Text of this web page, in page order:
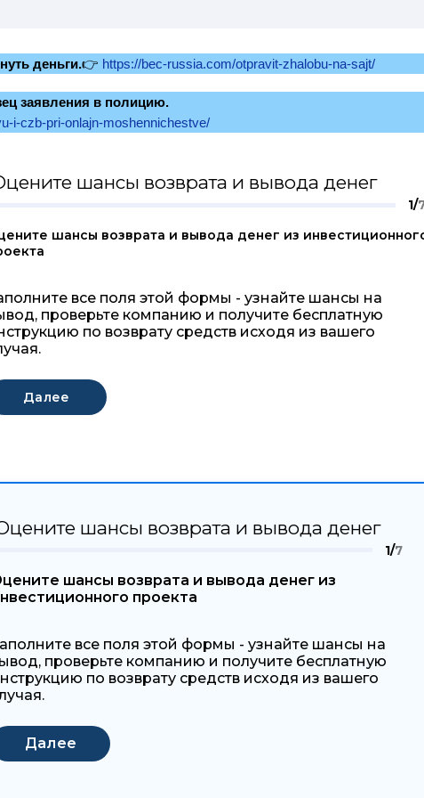
деньги.👉 https://bec-russia.com/otpravit-zhalobu-na-sajt/
заявления в полицию.
i-czb-pri-onlajn-moshennichestve/
шансы возврата и вывода денег
1/
шансы возврата и вывода денег из
все поля этой формы - узнайте шансы на
проверьте компанию и получите бесплатную
по возврату средств исходя из вашего
шансы возврата и вывода денег
1/7
шансы возврата и вывода денег из
проекта
все поля этой формы - узнайте шансы на
проверьте компанию и получите бесплатную
по возврату средств исходя из вашего